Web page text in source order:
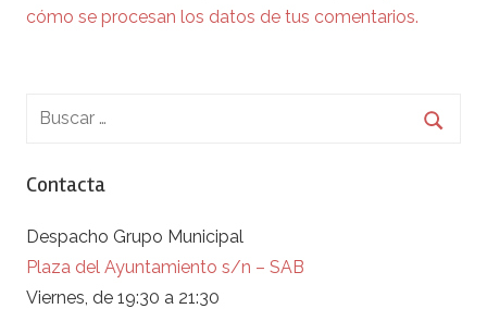
cómo se procesan los datos de tus comentarios.
Contacta
Despacho Grupo Municipal
Plaza del Ayuntamiento s/n – SAB
Viernes, de 19:30 a 21:30